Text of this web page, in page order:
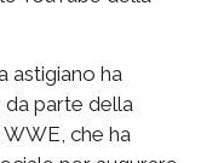
astigiano ha
parte della
che ha